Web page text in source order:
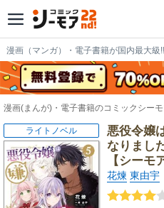
漫画（マンガ）・電子書籍が国内最大級!!
漫画(まんが)・電子書籍のコミックシー
悪役令嬢
なりまし
【シーモ
花煉 東由宇
ライトノベル